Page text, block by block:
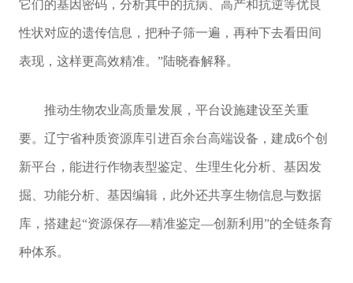
它们的基因密码，分析其中的抗病、高产和抗逆等优良
性状对应的遗传信息，把种子筛一遍，再种下去看田间
表现，这样更高效精准。”陆晓春解释。
推动生物农业高质量发展，平台设施建设至关重
要。辽宁省种质资源库引进百余台高端设备，建成6个创
新平台，能进行作物表型鉴定、生理生化分析、基因发
掘、功能分析、基因编辑，此外还共享生物信息与数据
库，搭建起“资源保存—精准鉴定—创新利用”的全链条育
种体系。